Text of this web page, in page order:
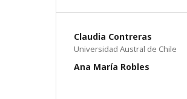
Claudia Contreras
Universidad Austral de Chile
Ana María Robles